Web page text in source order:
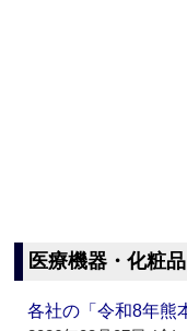
医療機器・化粧品
各社の「令和8年熊